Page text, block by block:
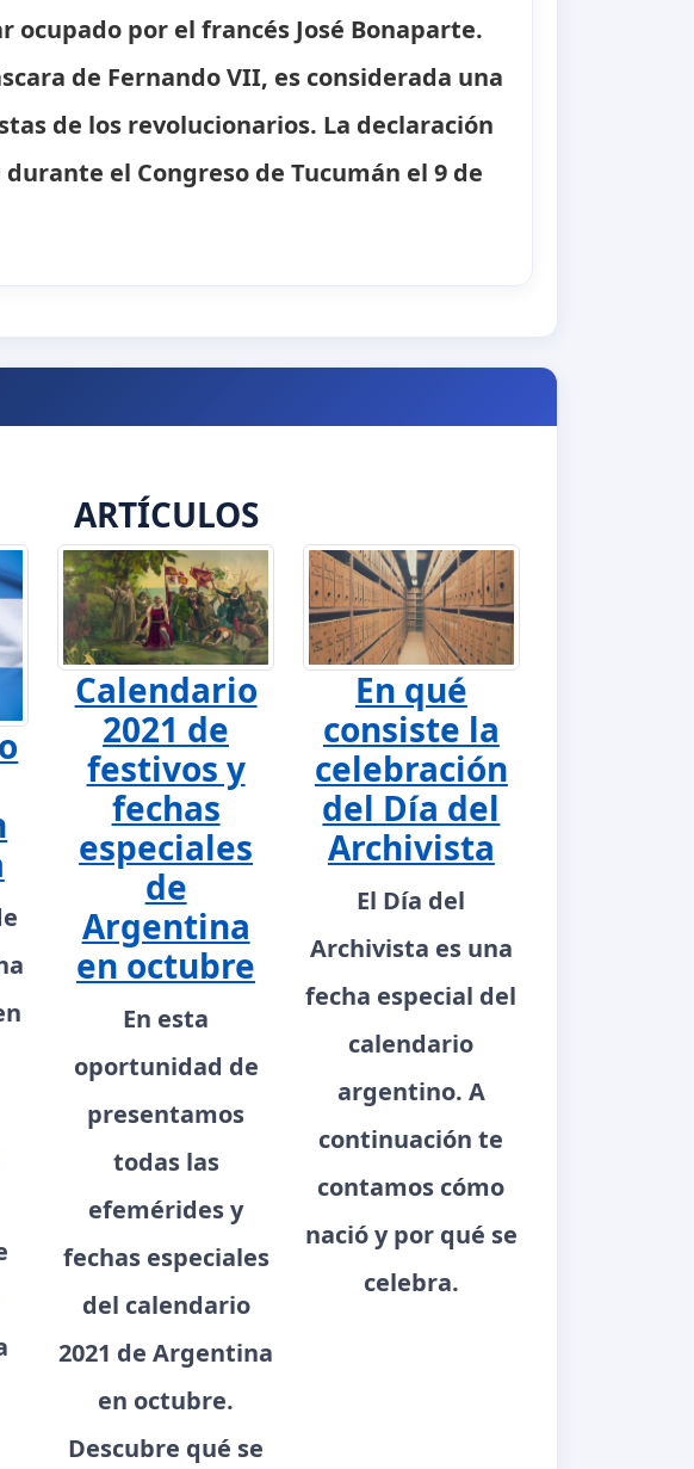
ocupado por el francés José Bonaparte.
de Fernando VII, es considerada una
de los revolucionarios. La declaración
el Congreso de Tucumán el 9 de
ARTÍCULOS
Calendario
2021 de
festivos y
fechas
especiales
de
Argentina
en octubre
En esta
oportunidad de
presentamos
todas las
efemérides y
fechas especiales
del calendario
2021 de Argentina
en octubre.
Descubre qué se
En qué
consiste la
celebración
del Día del
Archivista
El Día del
Archivista es una
fecha especial del
calendario
argentino. A
continuación te
contamos cómo
nació y por qué se
celebra.